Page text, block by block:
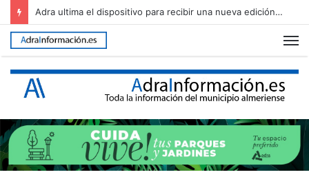
Adra regula el uso del Cerro de Montecristo para garantizar su conservación